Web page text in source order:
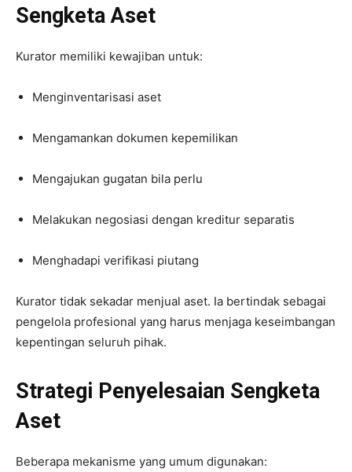
Sengketa Aset
Kurator memiliki kewajiban untuk:
Menginventarisasi aset
Mengamankan dokumen kepemilikan
Mengajukan gugatan bila perlu
Melakukan negosiasi dengan kreditur separatis
Menghadapi verifikasi piutang
Kurator tidak sekadar menjual aset. Ia bertindak sebagai
pengelola profesional yang harus menjaga keseimbangan
kepentingan seluruh pihak.
Strategi Penyelesaian Sengketa
Aset
Beberapa mekanisme yang umum digunakan: